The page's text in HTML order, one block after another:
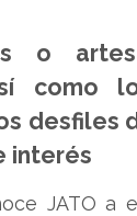
o
como
desfiles
interés
JATO a